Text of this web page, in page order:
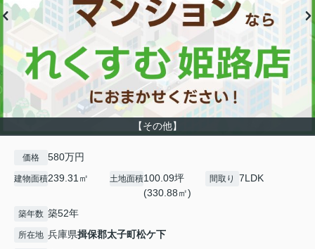
【その他】
価格 580万円
建物面積239.31㎡ 土地面積100.09坪
(330.88㎡)
間取り 7LDK
築年数 築52年
所在地 兵庫県揖保郡太子町松ケ下